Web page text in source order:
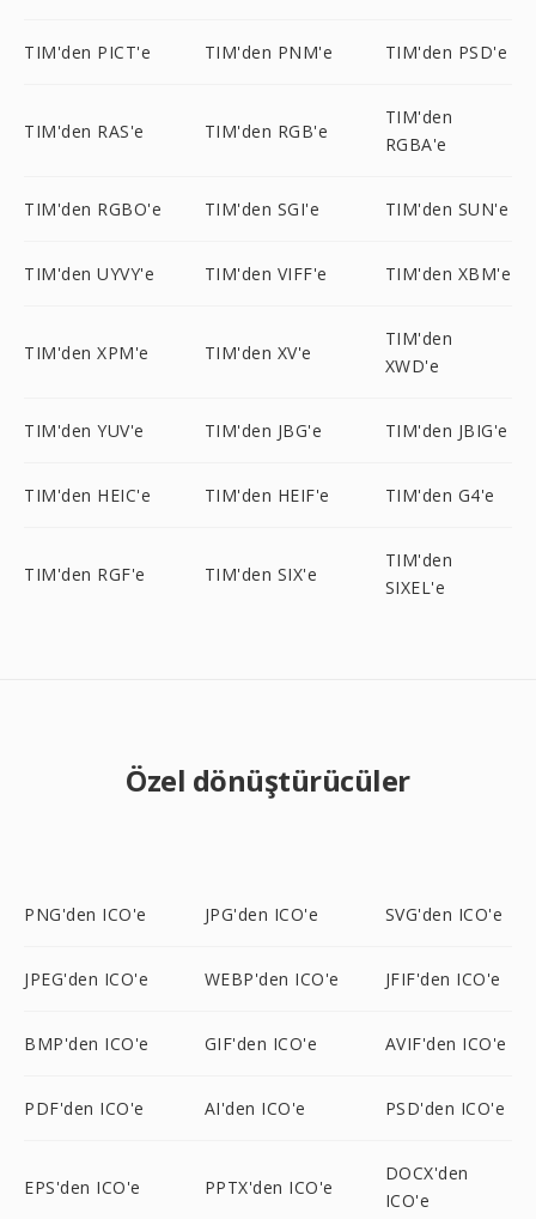
TIM'den PICT'e TIM'den PNM'e TIM'den PSD'e
TIM'den RAS'e TIM'den RGB'e
TIM'den
RGBA'e
TIM'den RGBO'e TIM'den SGI'e TIM'den SUN'e
TIM'den UYVY'e TIM'den VIFF'e TIM'den XBM'e
TIM'den XPM'e TIM'den XV'e
TIM'den
XWD'e
TIM'den YUV'e TIM'den JBG'e TIM'den JBIG'e
TIM'den HEIC'e TIM'den HEIF'e TIM'den G4'e
TIM'den RGF'e TIM'den SIX'e
TIM'den
SIXEL'e
Özel dönüştürücüler
PNG'den ICO'e JPG'den ICO'e SVG'den ICO'e
JPEG'den ICO'e WEBP'den ICO'e JFIF'den ICO'e
BMP'den ICO'e GIF'den ICO'e AVIF'den ICO'e
PDF'den ICO'e AI'den ICO'e PSD'den ICO'e
EPS'den ICO'e PPTX'den ICO'e
DOCX'den
ICO'e